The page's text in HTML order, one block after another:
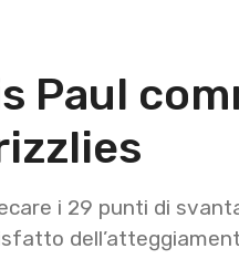
Paul
i 29 punti di